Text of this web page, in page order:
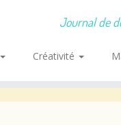
Journal de
Créativité